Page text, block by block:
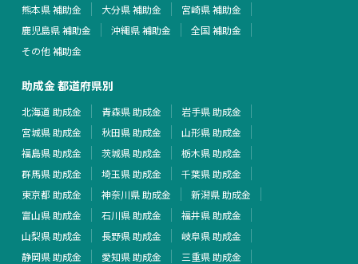
熊本県 補助金
大分県 補助金
宮崎県 補助金
鹿児島県 補助金
沖縄県 補助金
全国 補助金
その他 補助金
助成金 都道府県別
北海道 助成金 青森県 助成金
岩手県 助成金
宮城県 助成金
秋田県 助成金
山形県 助成金
福島県 助成金
茨城県 助成金
栃木県 助成金
群馬県 助成金
埼玉県 助成金
千葉県 助成金
東京都 助成金
神奈川県 助成金
新潟県 助成金
富山県 助成金
石川県 助成金
福井県 助成金
山梨県 助成金
長野県 助成金
岐阜県 助成金
静岡県 助成金
愛知県 助成金
三重県 助成金